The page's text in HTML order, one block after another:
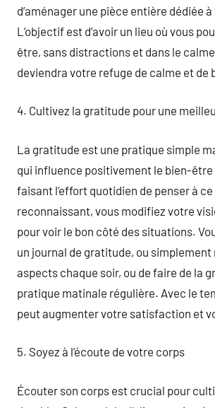
d’aménager une pièce entière dédiée
L’objectif est d’avoir un lieu où vous
être, sans distractions et dans le
deviendra votre refuge de calme et de
4. Cultivez la gratitude pour une
La gratitude est une pratique simple
qui influence positivement le bien-être
faisant l’effort quotidien de penser à
reconnaissant, vous modifiez votre
pour voir le bon côté des situations.
un journal de gratitude, ou
aspects chaque soir, ou de faire de la
pratique matinale régulière. Avec le
peut augmenter votre satisfaction et
5. Soyez à l’écoute de votre corps
Écouter son corps est crucial pour